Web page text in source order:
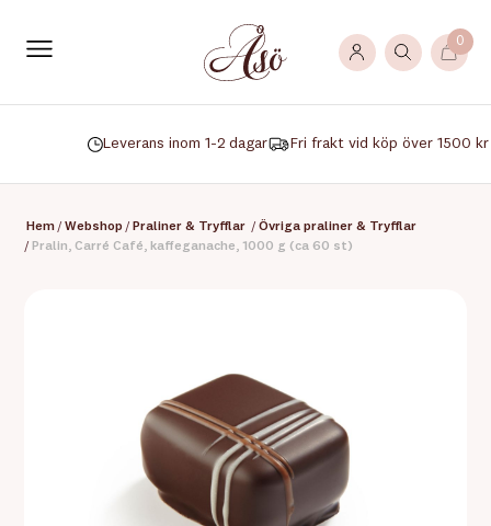
0
Leverans inom 1-2 dagar Fri frakt vid köp över 1500 kr
Hem / Webshop / Praliner & Tryfflar / Övriga praliner & Tryfflar
/ Pralin, Carré Café, kaffeganache, 1000 g (ca 60 st)